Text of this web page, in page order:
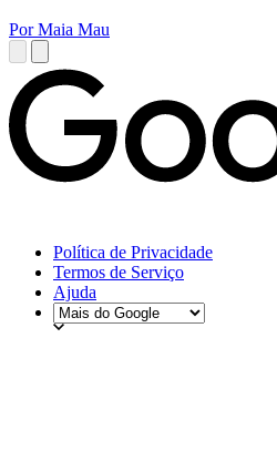
Por Maia Mau
Política de Privacidade
Termos de Serviço
Ajuda